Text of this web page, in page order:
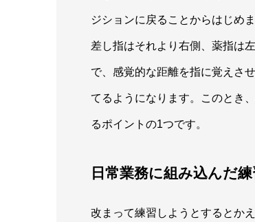
ジションに戻ることからはじめ
差し指はそれより右側、薬指は
で、感覚的な距離を指に覚えさ
てるようになります。このとき
るポイントの1つです。
日常業務に組み込んだ
改まって練習しようとするとか